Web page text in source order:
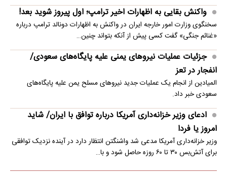
واکنش بقایی به اظهارات اخیر ترامپ؛ اول پیروز شوید بعد!
سخنگوی وزارت امور خارجه ایران در واکنش به اظهارات دونالد ترامپ درباره
«غنائم جنگی» گفت کسی پیش از آنکه بتواند چنین…
جزئیات عملیات نیروهای یمنی علیه پایگاه‌های سعودی/
انفجار در تعز
المیادین از انجام یک عملیات جدید نیروهای مسلح یمن علیه پایگاه‌های
سعودی خبر داد.
ادعای وزیر خزانه‌داری آمریکا درباره توافق با ایران/ شاید
امروز یا فردا
وزیر خزانه‌داری آمریکا مدعی شد واشنگتن انتظار دارد در آینده نزدیک توافقی
برای آتش‌بس ۳۰ تا ۶۰ روزه حاصل شود و با…